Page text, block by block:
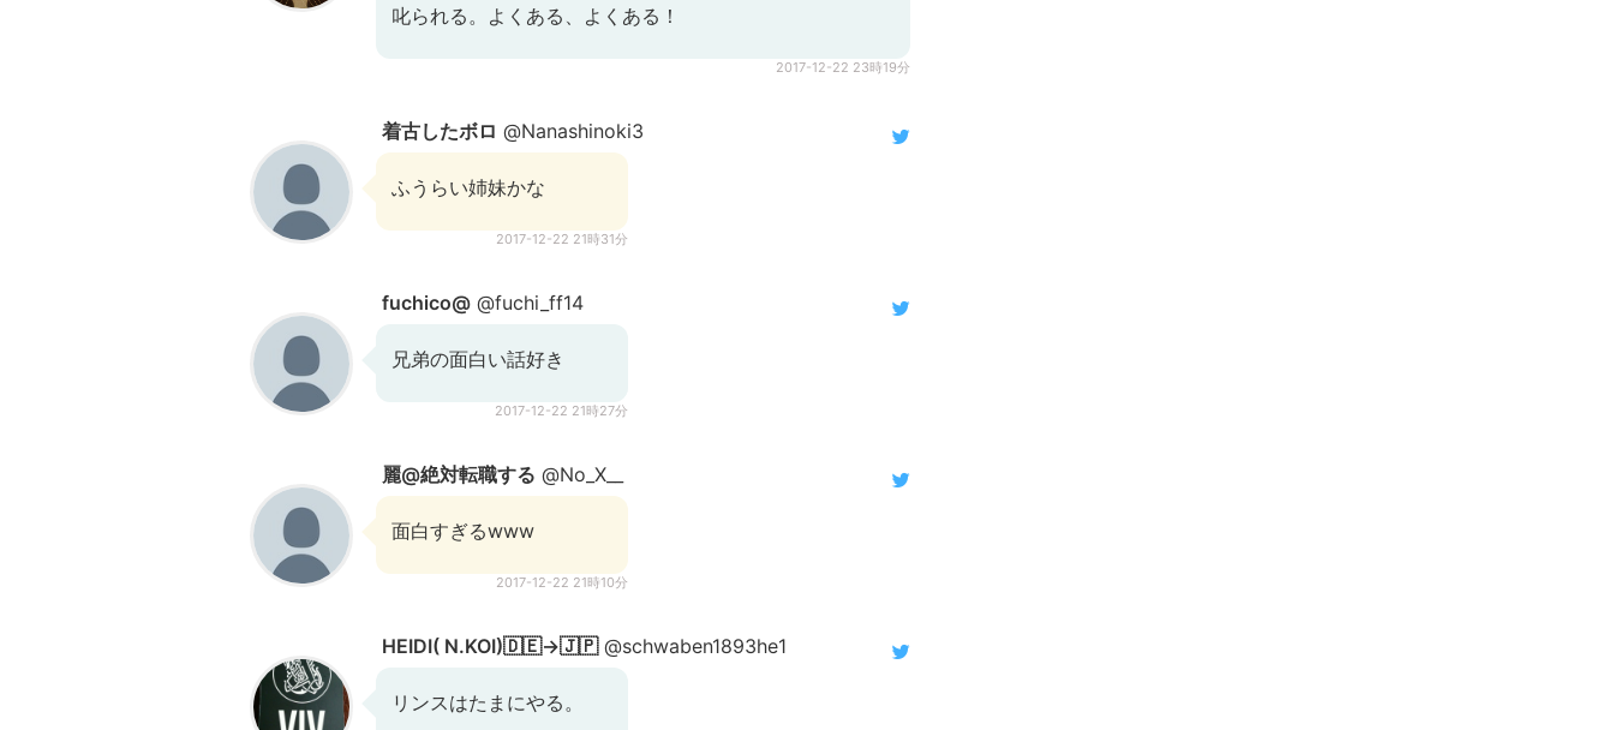
叱られる。よくある、よくある！
2017-12-22 23時19分
着古したボロ @Nanashinoki3
ふうらい姉妹かな
2017-12-22 21時31分
fuchico@ @fuchi_ff14
兄弟の面白い話好き
2017-12-22 21時27分
麗@絶対転職する @No_X__
面白すぎるwww
2017-12-22 21時10分
HEIDI( N.KOI)🇩🇪→🇯🇵@schwaben1893he1
リンスはたまにやる。